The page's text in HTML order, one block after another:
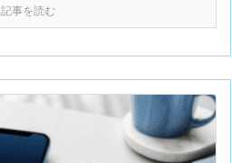
記事を読む